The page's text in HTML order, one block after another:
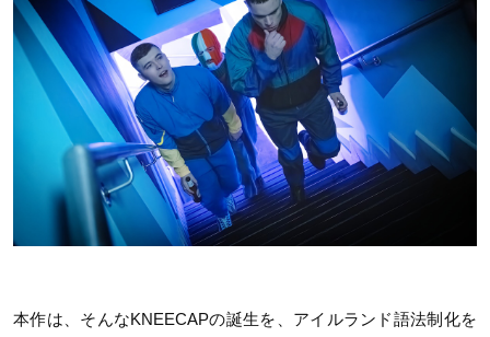
本作は、そんなKNEECAPの誕生を、アイルランド語法制化を